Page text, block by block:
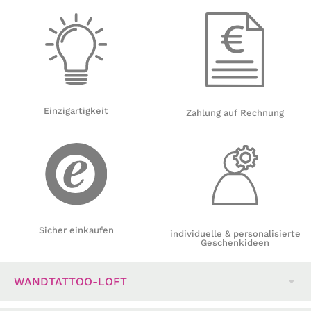
Einzigartigkeit
Sicher einkaufen
Zahlung auf Rechnung
individuelle & personalisierte
Geschenkideen
WANDTATTOO-LOFT